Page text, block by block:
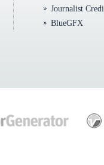
Journalist
BlueGFX